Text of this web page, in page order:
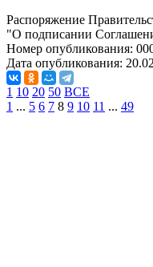
Распоряжение
"О подписании
Номер опубликования:
Дата опубликования:
1 10 20 50 ВСЕ
1 ... 5 6 7 8 9 10 11 ... 49